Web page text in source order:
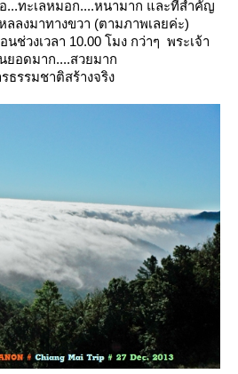
ทะเลหมอก....หนามาก และที่สำคัญ
ลลงมาทางขวา (ตามภาพเลยค่ะ)
ช่วงเวลา 10.00 โมง กว่าๆ พระเจ้า
ยอดมาก....สวยมาก
ธรรมชาติสร้างจริง